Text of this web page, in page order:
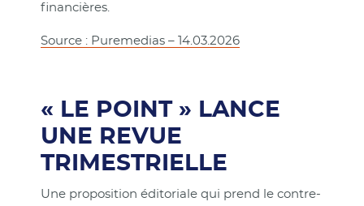
financières.
Source : Puremedias – 14.03.2026
« LE POINT » LANCE
UNE REVUE
TRIMESTRIELLE
Une proposition éditoriale qui prend le contre-